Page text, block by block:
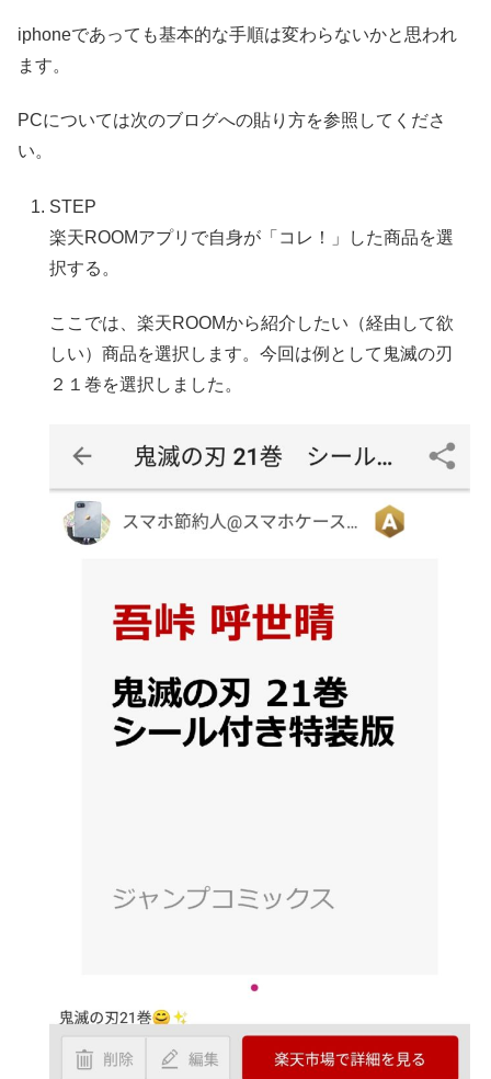
iphoneであっても基本的な手順は変わらないかと思われ
ます。
PCについては次のブログへの貼り方を参照してくださ
い。
STEP
楽天ROOMアプリで自身が「コレ！」した商品を選
択する。
ここでは、楽天ROOMから紹介したい（経由して欲
しい）商品を選択します。今回は例として鬼滅の刃
２１巻を選択しました。